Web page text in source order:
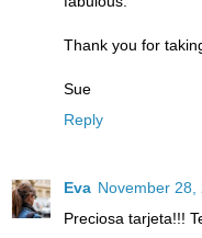
Thank you for
Sue
Reply
Eva November 28,
Preciosa tarjeta!!!